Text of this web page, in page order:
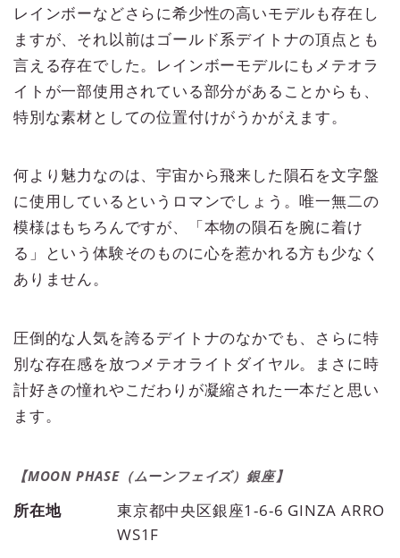
レインボーなどさらに希少性の高いモデルも存在し
ますが、それ以前はゴールド系デイトナの頂点とも
言える存在でした。レインボーモデルにもメテオラ
イトが一部使用されている部分があることからも、
特別な素材としての位置付けがうかがえます。
何より魅力なのは、宇宙から飛来した隕石を文字盤
に使用しているというロマンでしょう。唯一無二の
模様はもちろんですが、「本物の隕石を腕に着け
る」という体験そのものに心を惹かれる方も少なく
ありません。
圧倒的な人気を誇るデイトナのなかでも、さらに特
別な存在感を放つメテオライトダイヤル。まさに時
計好きの憧れやこだわりが凝縮された一本だと思い
ます。
所在地
東京都中央区銀座1-6-6 GINZA ARRO
WS1F
【MOON PHASE（ムーンフェイズ）銀座】